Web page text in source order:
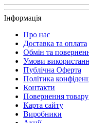
Інформація
Про нас
Доставка та оплата
Обмін та
Умови
Публічна Оферта
Політика
Контакти
Повернення товару
Карта сайту
Виробники